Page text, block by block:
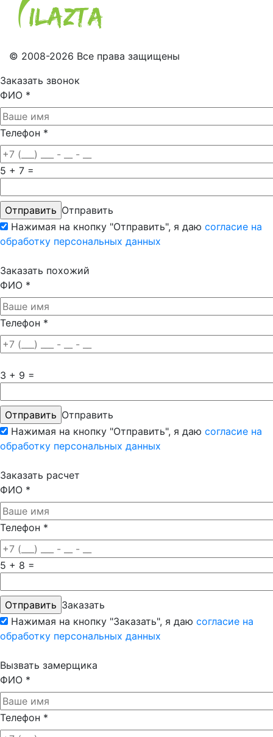
© 2008-2026 Все права защищены
Заказать звонок
ФИО *
Телефон *
5 + 7 =
Отправить
Нажимая на кнопку "Отправить", я даю согласие на
обработку персональных данных
Заказать похожий
ФИО *
Телефон *
3 + 9 =
Отправить
Нажимая на кнопку "Отправить", я даю согласие на
обработку персональных данных
Заказать расчет
ФИО *
Телефон *
5 + 8 =
Заказать
Нажимая на кнопку "Заказать", я даю согласие на
обработку персональных данных
Вызвать замерщика
ФИО *
Телефон *